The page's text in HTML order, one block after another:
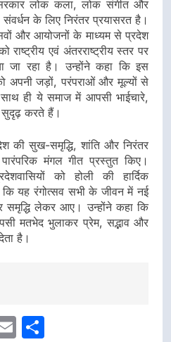
लोक कला, लोक संगीत और
के लिए निरंतर प्रयासरत है।
और आयोजनों के माध्यम से प्रदेश
राष्ट्रीय एवं अंतरराष्ट्रीय स्तर पर
जा रहा है। उन्होंने कहा कि इस
अपनी जड़ों, परंपराओं और मूल्यों से
ही ये समाज में आपसी भाईचारे,
सुदृढ़ करते हैं।
की सुख-समृद्धि, शांति और निरंतर
मंगल गीत प्रस्तुत किए।
को होली की हार्दिक
यह रंगोत्सव सभी के जीवन में नई
समृद्धि लेकर आए। उन्होंने कहा कि
मतभेद भुलाकर प्रेम, सद्भाव और
है।
Email